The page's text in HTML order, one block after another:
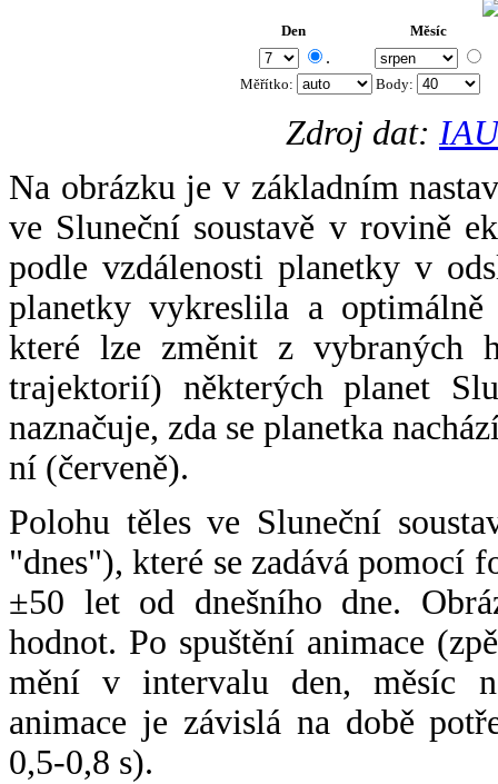
Den Měsíc
.
Měřítko: Body:
Zdroj dat:
Na obrázku je v základním
ve Sluneční soustavě v rovině
podle vzdálenosti planetky v
planetky vykreslila a
které lze změnit z vybraných
trajektorií) některých planet
naznačuje, zda se planetka
ní (červeně).
Polohu těles ve Sluneční
"dnes"), které se zadává pomocí
±50 let od dnešního dne.
hodnot. Po spuštění animace
mění v intervalu den, měsíc
animace je závislá na době
0,5-0,8 s).